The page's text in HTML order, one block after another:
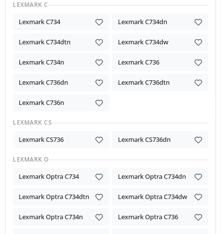
LEXMARK C
Lexmark C734 Lexmark C734dn
Lexmark C734dtn Lexmark C734dw
Lexmark C734n Lexmark C736
Lexmark C736dn Lexmark C736dtn
Lexmark C736n
LEXMARK CS
Lexmark CS736 Lexmark CS736dn
LEXMARK O
Lexmark Optra C734 Lexmark Optra C734dn
Lexmark Optra C734dtn Lexmark Optra C734dw
Lexmark Optra C734n Lexmark Optra C736